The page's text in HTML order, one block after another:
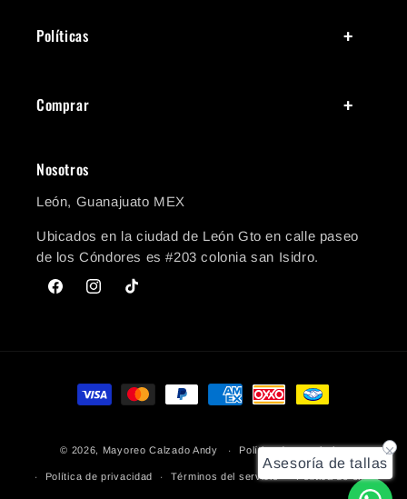
Políticas
Comprar
Nosotros
León, Guanajuato MEX
Ubicados en la ciudad de León Gto en calle paseo
de los Cóndores es #203 colonia san Isidro.
FacebookInstagramTikTok
© 2026, Mayoreo Calzado Andy Política de reembolso
Política de privacidad Términos del servicio
Asesoría de tallas